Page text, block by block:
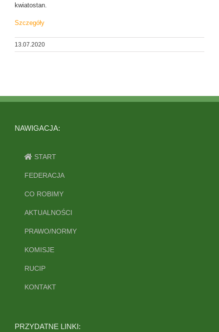
kwiatostan.
Szczegóły
13.07.2020
NAWIGACJA:
START
FEDERACJA
CO ROBIMY
AKTUALNOŚCI
PRAWO/NORMY
KOMISJE
RUCIP
KONTAKT
PRZYDATNE LINKI: